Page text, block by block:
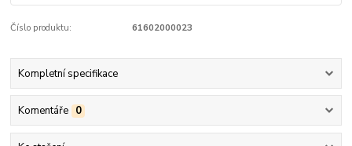
Číslo produktu: 61602000023
Kompletní specifikace
Komentáře 0